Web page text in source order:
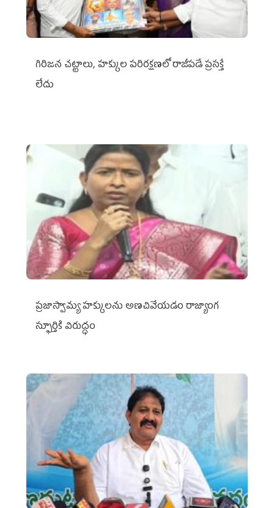
గిరిజన చట్టాలు, హక్కుల పరిరక్షణలో రాజీపడే ప్రసక్తే
లేదు
ప్రజాస్వామ్య హక్కులను అణచివేయడం రాజ్యాంగ
స్ఫూర్తికి విరుద్ధం